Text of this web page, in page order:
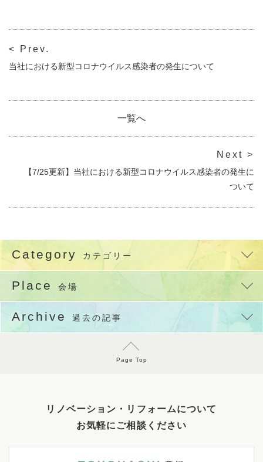
< Prev.
当社における新型コロナウイルス感染者の発生について
一覧へ
Next >
【7/25更新】当社における新型コロナウイルス感染者の発生に
ついて
Category カテゴリー
Place 会場
Archive 過去の記事
Page Top
リノベーション・リフォームについて
お気軽にご相談ください